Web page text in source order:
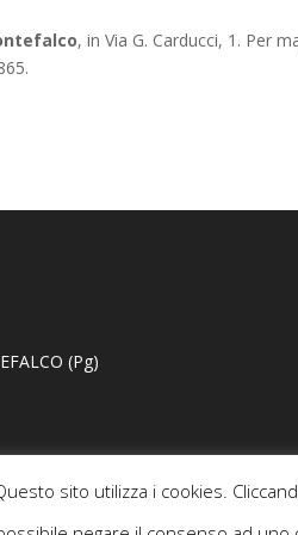
, in Via G. Carducci, 1. Per
(Pg)
sito utilizza i cookies.